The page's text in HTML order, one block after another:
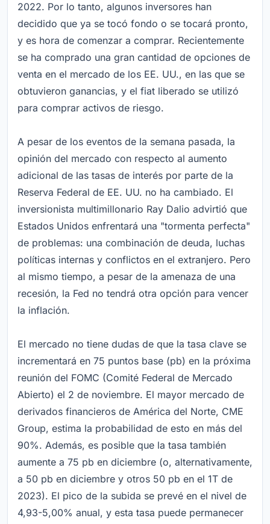
2022. Por lo tanto, algunos inversores han
decidido que ya se tocó fondo o se tocará pronto,
y es hora de comenzar a comprar. Recientemente
se ha comprado una gran cantidad de opciones de
venta en el mercado de los EE. UU., en las que se
obtuvieron ganancias, y el fiat liberado se utilizó
para comprar activos de riesgo.
A pesar de los eventos de la semana pasada, la
opinión del mercado con respecto al aumento
adicional de las tasas de interés por parte de la
Reserva Federal de EE. UU. no ha cambiado. El
inversionista multimillonario Ray Dalio advirtió que
Estados Unidos enfrentará una "tormenta perfecta"
de problemas: una combinación de deuda, luchas
políticas internas y conflictos en el extranjero. Pero
al mismo tiempo, a pesar de la amenaza de una
recesión, la Fed no tendrá otra opción para vencer
la inflación.
El mercado no tiene dudas de que la tasa clave se
incrementará en 75 puntos base (pb) en la próxima
reunión del FOMC (Comité Federal de Mercado
Abierto) el 2 de noviembre. El mayor mercado de
derivados financieros de América del Norte, CME
Group, estima la probabilidad de esto en más del
90%. Además, es posible que la tasa también
aumente a 75 pb en diciembre (o, alternativamente,
a 50 pb en diciembre y otros 50 pb en el 1T de
2023). El pico de la subida se prevé en el nivel de
4,93-5,00% anual, y esta tasa puede permanecer